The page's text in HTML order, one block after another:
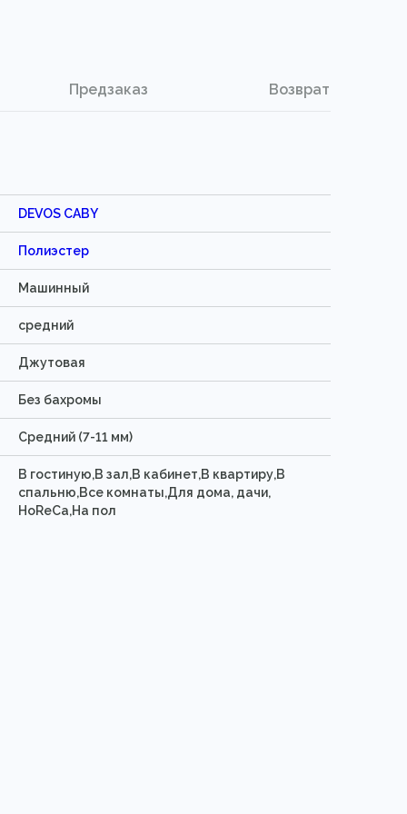
Предзаказ Возврат
DEVOS CABY
Полиэстер
Машинный
средний
Джутовая
Без бахромы
Средний (7-11 мм)
В гостиную,В зал,В кабинет,В квартиру,В
спальню,Все комнаты,Для дома, дачи,
HoReCa,На пол